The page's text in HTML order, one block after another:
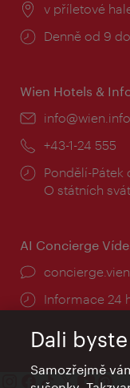
Místo:
v příletové
Provozní
Denně od 9
Wien Hotels &
E-
info@wien.info
Telefon:
+43-1-24 555
Provozní
doba:
Pondělí-Pátek
O státních
AI Concierge
Informace 24
Dali
Samozřejmě